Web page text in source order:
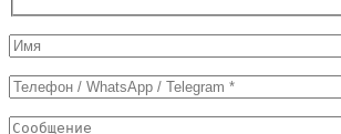
Служебные
поля
формы